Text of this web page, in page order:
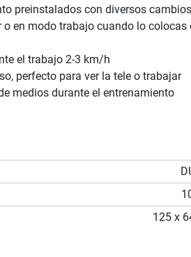
preinstalados con diversos
en modo trabajo cuando lo colocas
el trabajo 2-3 km/h
perfecto para ver la tele o trabajar
medios durante el entrenamiento
125 x